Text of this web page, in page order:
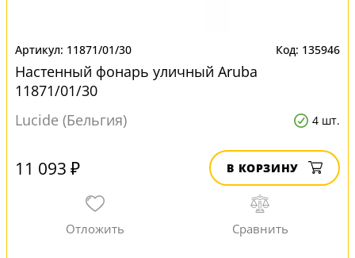
11871/01/30 135946
Настенный фонарь уличный Aruba
11871/01/30
Lucide (Бельгия)
4 шт.
11 093 ₽ В КОРЗИНУ